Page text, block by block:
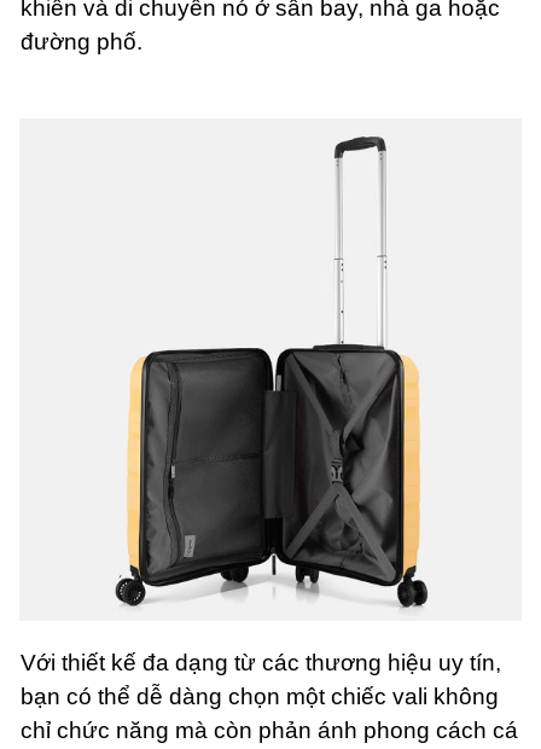
khiển và di chuyển nó ở sân bay, nhà ga hoặc
đường phố.
Với thiết kế đa dạng từ các thương hiệu uy tín,
bạn có thể dễ dàng chọn một chiếc vali không
chỉ chức năng mà còn phản ánh phong cách cá